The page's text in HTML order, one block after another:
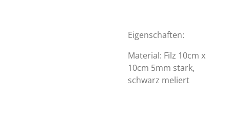
Eigenschaften:
Material: Filz 10cm x
10cm 5mm stark,
schwarz meliert